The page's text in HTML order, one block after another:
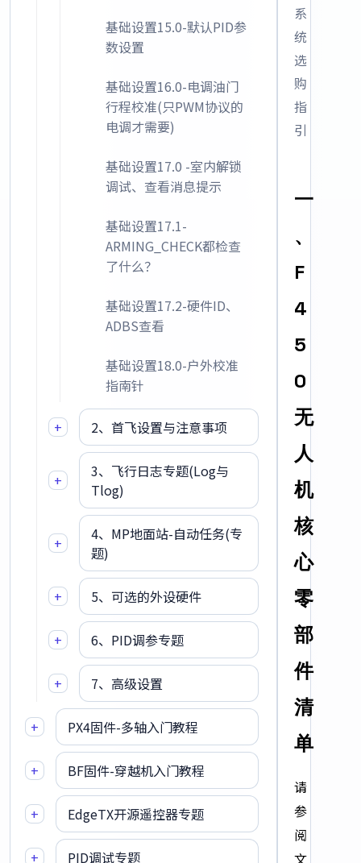
基础设置15.0-默认PID参
数设置
基础设置16.0-电调油门
行程校准(只PWM协议的
电调才需要)
基础设置17.0 -室内解锁
调试、查看消息提示
基础设置17.1-
ARMING_CHECK都检查
了什么？
基础设置17.2-硬件ID、
ADBS查看
基础设置18.0-户外校准
指南针
+ 2、首飞设置与注意事项
+
3、飞行日志专题(Log与
Tlog)
+
4、MP地面站-自动任务(专
题)
+ 5、可选的外设硬件
+ 6、PID调参专题
+ 7、高级设置
+ PX4固件-多轴入门教程
+ BF固件-穿越机入门教程
+ EdgeTX开源遥控器专题
+ PID调试专题
系
统
选
购
指
引
一
、
F
4
5
0
无
人
机
核
心
零
部
件
清
单
请
参
阅
文